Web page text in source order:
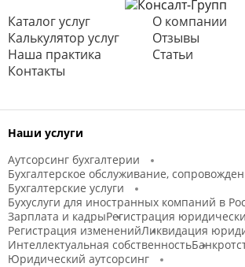
Каталог услуг
О компании
Калькулятор услуг
Отзывы
Наша практика
Статьи
Контакты
Наши услуги
Аутсорсинг бухгалтерии
Бухгалтерское обслуживание,
Бухгалтерские услуги
Бухуслуги для иностранных компаний в
Зарплата и кадрыРегистрация
Регистрация измененийЛиквидация
Интеллектуальная собственность
Юридический аутсорсинг